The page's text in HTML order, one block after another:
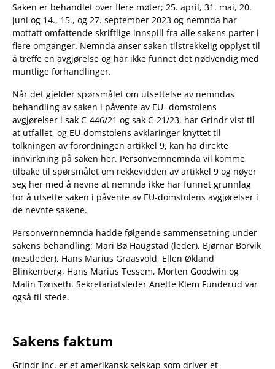
Saken er behandlet over flere møter; 25. april, 31. mai, 20.
juni og 14., 15., og 27. september 2023 og nemnda har
mottatt omfattende skriftlige innspill fra alle sakens parter i
flere omganger. Nemnda anser saken tilstrekkelig opplyst til
å treffe en avgjørelse og har ikke funnet det nødvendig med
muntlige forhandlinger.
Når det gjelder spørsmålet om utsettelse av nemndas
behandling av saken i påvente av EU- domstolens
avgjørelser i sak C-446/21 og sak C-21/23, har Grindr vist til
at utfallet, og EU-domstolens avklaringer knyttet til
tolkningen av forordningen artikkel 9, kan ha direkte
innvirkning på saken her. Personvernnemnda vil komme
tilbake til spørsmålet om rekkevidden av artikkel 9 og nøyer
seg her med å nevne at nemnda ikke har funnet grunnlag
for å utsette saken i påvente av EU-domstolens avgjørelser i
de nevnte sakene.
Personvernnemnda hadde følgende sammensetning under
sakens behandling: Mari Bø Haugstad (leder), Bjørnar Borvik
(nestleder), Hans Marius Graasvold, Ellen Økland
Blinkenberg, Hans Marius Tessem, Morten Goodwin og
Malin Tønseth. Sekretariatsleder Anette Klem Funderud var
også til stede.
Sakens faktum
Grindr Inc. er et amerikansk selskap som driver et